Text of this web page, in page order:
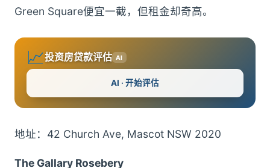
Green Square便宜一截，但租金却奇高。
📈投资房贷款评估 AI
AI · 开始评估
地址：42 Church Ave, Mascot NSW 2020
The Gallary Rosebery